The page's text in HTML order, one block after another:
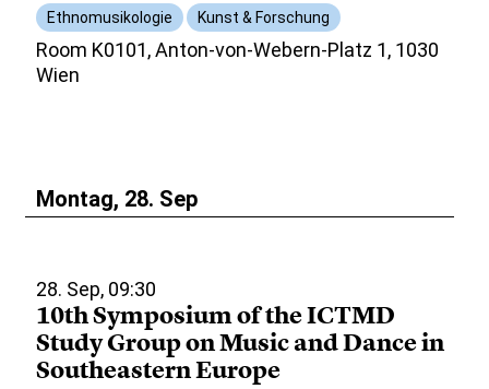
Ethnomusikologie Kunst & Forschung
Room K0101, Anton-von-Webern-Platz 1, 1030
Wien
Montag, 28. Sep
28. Sep, 09:30
10th Symposium of the ICTMD
Study Group on Music and Dance in
Southeastern Europe